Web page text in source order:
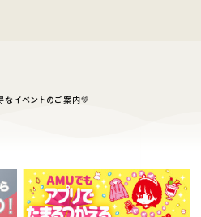
なイベントのご案内💚